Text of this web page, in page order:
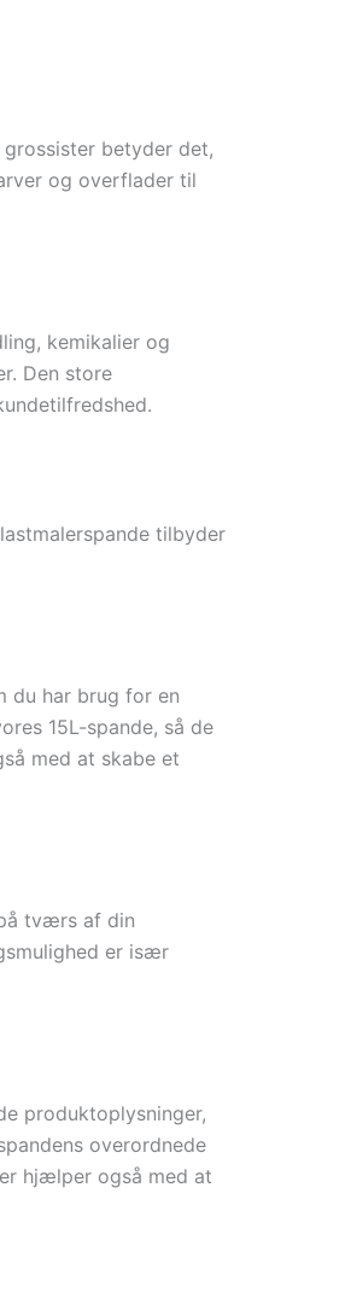
betyder det,
og overflader til
kemikalier og
Den store
tilbyder
du har brug for en
15L-spande, så de
med at skabe et
tværs af din
er især
produktoplysninger,
overordnede
hjælper også med at